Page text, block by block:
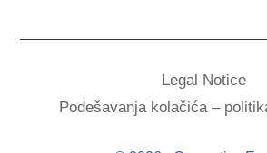
Legal Notice
Podešavanja kolačića –